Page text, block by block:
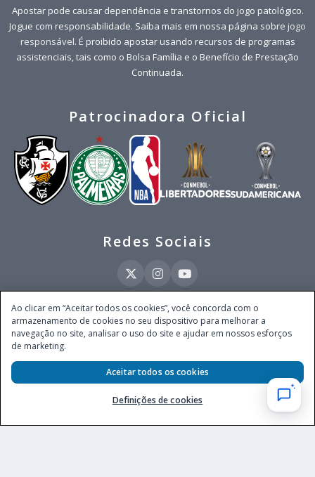
Apostar pode causar dependência e transtornos do jogo patológico.
Jogue com responsabilidade. Saiba mais em nossa página sobre jogo
responsável. É proibido apostar usando recursos de programas
assistenciais, tais como o Bolsa Família e o Benefício de Prestação
Continuada.
Patrocinadora Oficial
Redes Sociais
Este site é operado pela Ventmear Brasil LTDA (CNPJ 52.868.380/0001-84), com
endereço na Avenida Brigadeiro Faria Lima, nº 4.055, 3º andar, Itaim Bibi, no
Município de São Paulo, Estado de São Paulo, CEP 04538-133, Brasil - empresa
autorizada a operar apostas de quota fixa em todo território nacional pela
Secretaria de Prêmios e Apostas do Ministério da Fazenda, conforme Portaria nº
247, de 07.02.2025, publicada no DOU em 11.2.2025.
Ao clicar em “Aceitar todos os cookies”, você concorda com o
armazenamento de cookies no seu dispositivo para melhorar a
navegação no site, analisar o uso do site e ajudar em nossos esforços
de marketing.
Definições de cookies
Aceitar todos os cookies